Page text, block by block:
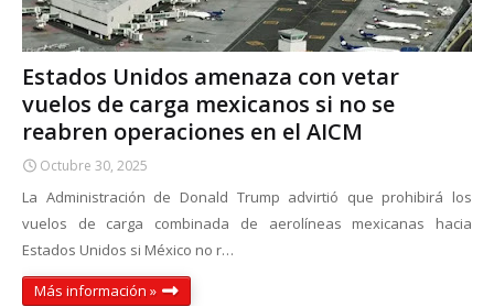
Estados Unidos amenaza con vetar
vuelos de carga mexicanos si no se
reabren operaciones en el AICM
Octubre 30, 2025
La Administración de Donald Trump advirtió que prohibirá los
vuelos de carga combinada de aerolíneas mexicanas hacia
Estados Unidos si México no r…
Más información »